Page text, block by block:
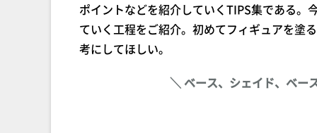
ポイントなどを紹介していくTIPS集である。
ていく工程をご紹介。初めてフィギュアを
考にしてほしい。
＼ ベース、シェイド、ベー